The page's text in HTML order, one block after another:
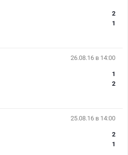
2
1
26.08.16 в 14:00
1
2
25.08.16 в 14:00
2
1